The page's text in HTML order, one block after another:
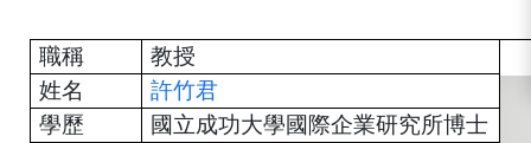
職稱
教授
姓名
許竹君
學歷
國立成功大學國際企業研究所博士